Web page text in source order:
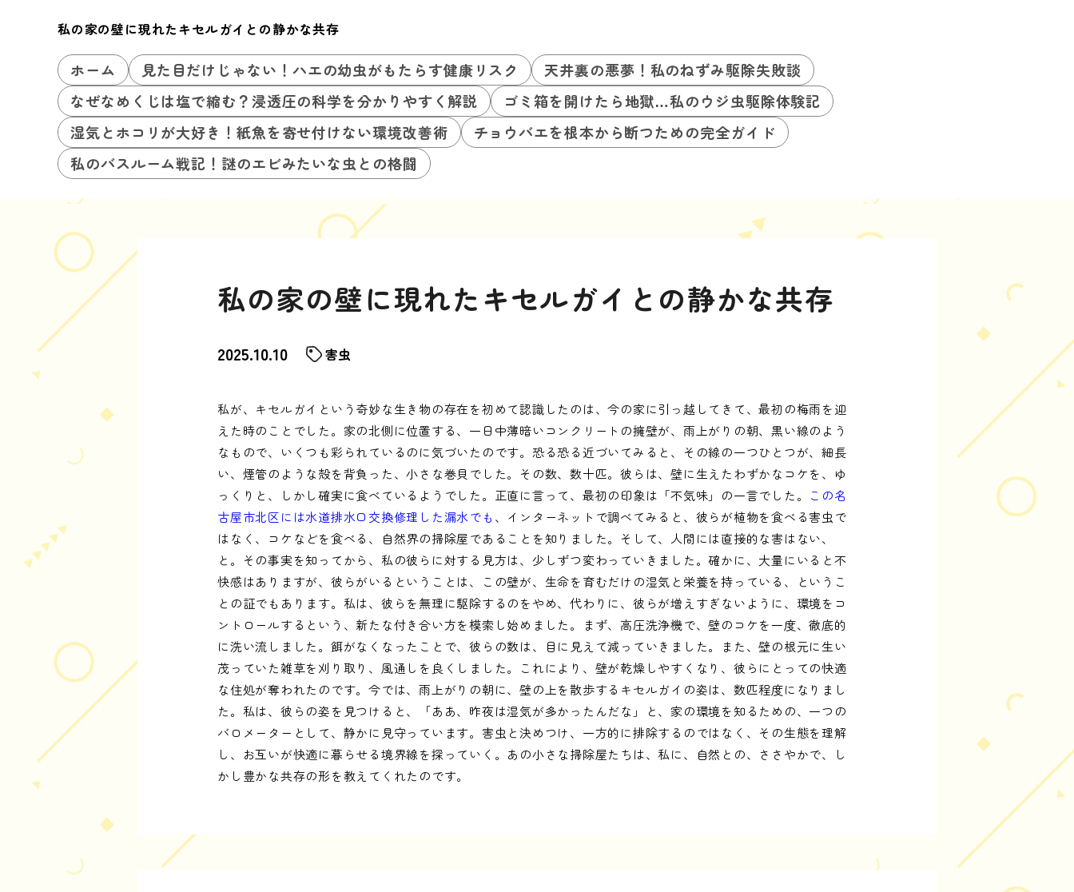
私の家の壁に現れたキセルガイとの静かな共存
ホーム 見た目だけじゃない！ハエの幼虫がもたらす健康リスク
天井裏の悪夢！私のねずみ駆除失敗談
なぜなめくじは塩で縮む？浸透圧の科学を分かりやすく解説
ゴミ箱を開けたら地獄…私のウジ虫駆除体験記
湿気とホコリが大好き！紙魚を寄せ付けない環境改善術
チョウバエを根本から断つための完全ガイド
私のバスルーム戦記！謎のエビみたいな虫との格闘
私の家の壁に現れたキセルガイとの静かな共存
2025.10.10 害虫
私が、キセルガイという奇妙な生き物の存在を初めて認識したのは、今の家に引っ越してきて、最初の梅雨を迎
えた時のことでした。家の北側に位置する、一日中薄暗いコンクリートの擁壁が、雨上がりの朝、黒い線のよう
なもので、いくつも彩られているのに気づいたのです。恐る恐る近づいてみると、その線の一つひとつが、細長
い、煙管のような殻を背負った、小さな巻貝でした。その数、数十匹。彼らは、壁に生えたわずかなコケを、ゆ
っくりと、しかし確実に食べているようでした。正直に言って、最初の印象は「不気味」の一言でした。
この名
古屋市北区には水道排水口交換修理した漏水でも 、インターネットで調べてみると、彼らが植物を食べる害虫で
はなく、コケなどを食べる、自然界の掃除屋であることを知りました。そして、人間には直接的な害はない、
と。その事実を知ってから、私の彼らに対する見方は、少しずつ変わっていきました。確かに、大量にいると不
快感はありますが、彼らがいるということは、この壁が、生命を育むだけの湿気と栄養を持っている、というこ
との証でもあります。私は、彼らを無理に駆除するのをやめ、代わりに、彼らが増えすぎないように、環境をコ
ントロールするという、新たな付き合い方を模索し始めました。まず、高圧洗浄機で、壁のコケを一度、徹底的
に洗い流しました。餌がなくなったことで、彼らの数は、目に見えて減っていきました。また、壁の根元に生い
茂っていた雑草を刈り取り、風通しを良くしました。これにより、壁が乾燥しやすくなり、彼らにとっての快適
な住処が奪われたのです。今では、雨上がりの朝に、壁の上を散歩するキセルガイの姿は、数匹程度になりまし
た。私は、彼らの姿を見つけると、「ああ、昨夜は湿気が多かったんだな」と、家の環境を知るための、一つの
バロメーターとして、静かに見守っています。害虫と決めつけ、一方的に排除するのではなく、その生態を理解
し、お互いが快適に暮らせる境界線を探っていく。あの小さな掃除屋たちは、私に、自然との、ささやかで、し
かし豊かな共存の形を教えてくれたのです。